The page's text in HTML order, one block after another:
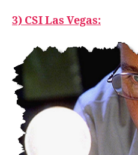
3) CSI Las Vegas: